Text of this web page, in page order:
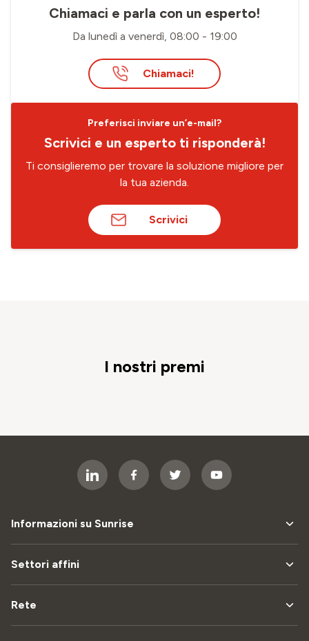
Chiamaci e parla con un esperto!
Da lunedì a venerdì, 08:00 - 19:00
Chiamaci!
Preferisci inviare un’e-mail?
Scrivici e un esperto ti risponderà!
Ti consiglieremo per trovare la soluzione migliore per
la tua azienda.
Scrivici
I nostri premi
Informazioni su Sunrise
Settori affini
Rete